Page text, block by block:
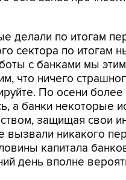
делали по итогам
сектора по итогам
с банками мы
что ничего
По осени
а банки некоторые
защищая свои
никакого
капитала
день вполне